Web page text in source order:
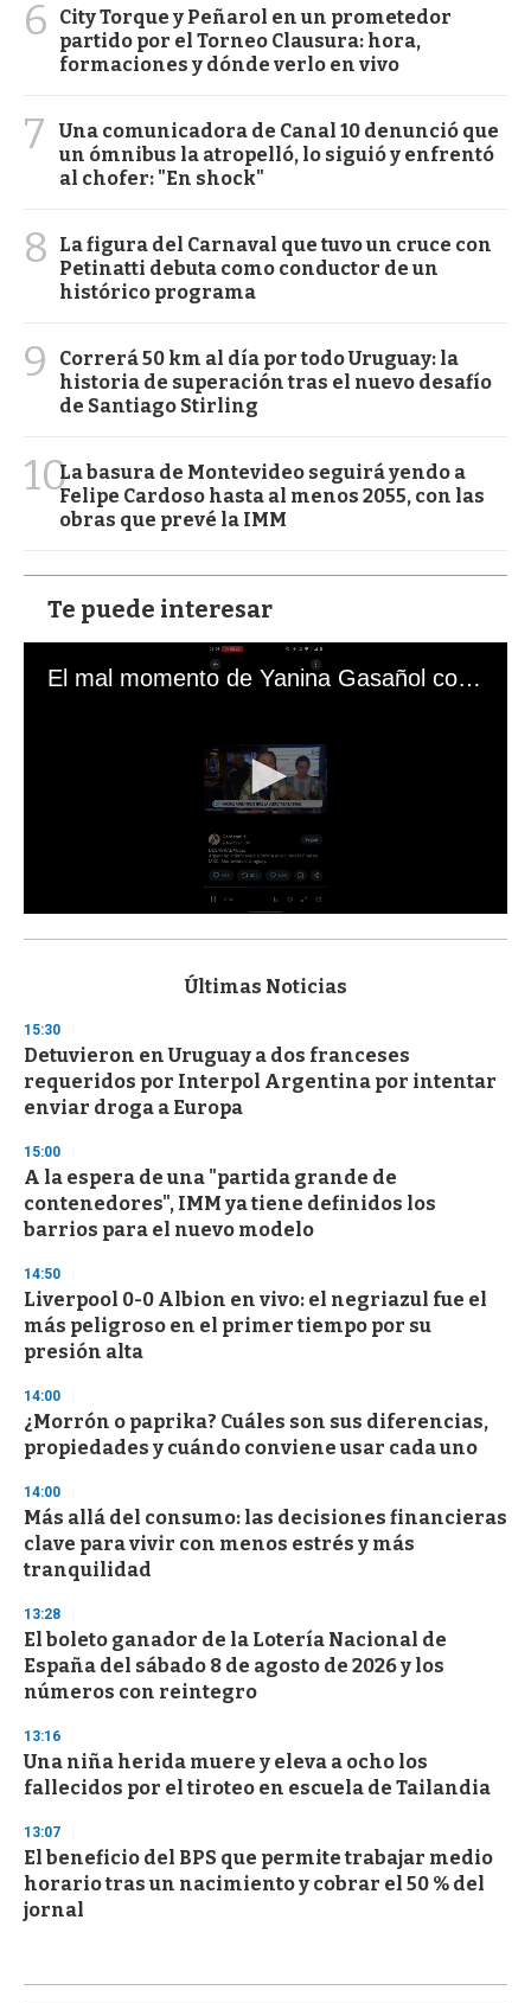
6
City Torque y Peñarol en un prometedor
partido por el Torneo Clausura: hora,
formaciones y dónde verlo en vivo
7
Una comunicadora de Canal 10 denunció que
un ómnibus la atropelló, lo siguió y enfrentó
al chofer: "En shock"
8
La figura del Carnaval que tuvo un cruce con
Petinatti debuta como conductor de un
histórico programa
9
Correrá 50 km al día por todo Uruguay: la
historia de superación tras el nuevo desafío
de Santiago Stirling
10La basura de Montevideo seguirá yendo a
Felipe Cardoso hasta al menos 2055, con las
obras que prevé la IMM
Te puede interesar
El mal momento de Yanina Gasañol con un hincha argentino en "Subrayado"
s
d
s
o
f
3
s
e
c
o
n
Últimas Noticias
15:30
Detuvieron en Uruguay a dos franceses
requeridos por Interpol Argentina por intentar
enviar droga a Europa
15:00
A la espera de una "partida grande de
contenedores", IMM ya tiene definidos los
barrios para el nuevo modelo
14:50
Liverpool 0-0 Albion en vivo: el negriazul fue el
más peligroso en el primer tiempo por su
presión alta
14:00
¿Morrón o paprika? Cuáles son sus diferencias,
propiedades y cuándo conviene usar cada uno
14:00
Más allá del consumo: las decisiones financieras
clave para vivir con menos estrés y más
tranquilidad
13:28
El boleto ganador de la Lotería Nacional de
España del sábado 8 de agosto de 2026 y los
números con reintegro
13:16
Una niña herida muere y eleva a ocho los
fallecidos por el tiroteo en escuela de Tailandia
13:07
El beneficio del BPS que permite trabajar medio
horario tras un nacimiento y cobrar el 50 % del
jornal